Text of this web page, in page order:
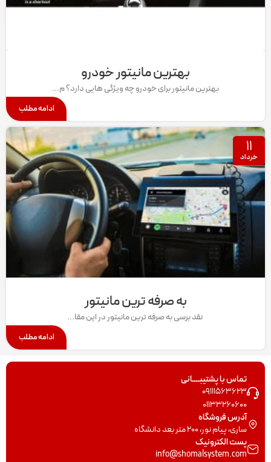
بهترین مانیتور خودرو
بهترین مانیتور برای خودرو چه ویژگی هایی دارد؟ م...
ادامه مطلب
۱۱
خرداد
به صرفه ترین مانیتور
نقد برسی به صرفه ترین مانیتور در این مقا...
ادامه مطلب
تماس با پشتیبــــانی
09111563623
01133260600
آدرس فروشگاه
ساری، پیام نور، 200 متر بعد دانشگاه
پست الکترونیک
info@shomalsystem.com